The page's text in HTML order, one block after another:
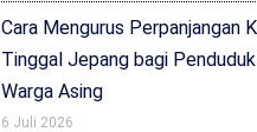
Cara Mengurus Perpanjangan
Tinggal Jepang bagi
Warga Asing
6 Juli 2026